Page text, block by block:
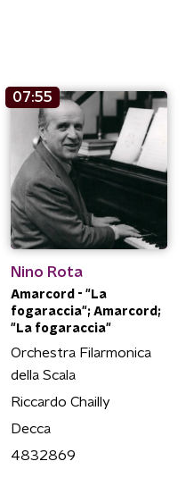
07:55
Nino Rota
Amarcord - "La
fogaraccia"; Amarcord;
"La fogaraccia"
Orchestra Filarmonica
della Scala
Riccardo Chailly
Decca
4832869